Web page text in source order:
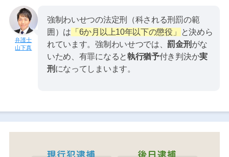
山下真
強制わいせつの法定刑（科される刑罰の範
囲）は 「6か月以上10年以下の懲役」
と決めら
れています。強制わいせつでは、罰金刑 がな
いため、有罪になると執行猶予付き判決か実
刑 になってしまいます。